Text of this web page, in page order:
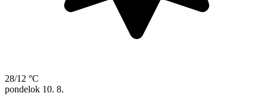
28/12 °C
pondelok 10. 8.